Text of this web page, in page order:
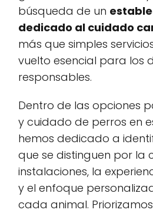
búsqueda de un
dedicado al cuidado
más que simples
vuelto esencial para los
responsables.
Dentro de las opciones
y cuidado de perros en
hemos dedicado a
que se distinguen por la
instalaciones, la
y el enfoque
cada animal.